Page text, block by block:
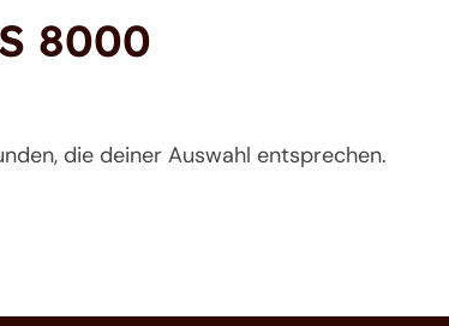
8000
die deiner Auswahl entsprechen.